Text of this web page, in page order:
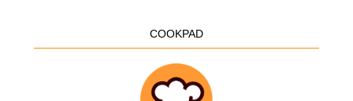
COOKPAD